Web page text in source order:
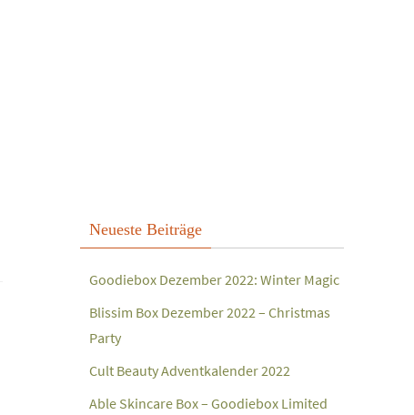
Neueste Beiträge
Goodiebox Dezember 2022: Winter Magic
Blissim Box Dezember 2022 – Christmas
Party
Cult Beauty Adventkalender 2022
Able Skincare Box – Goodiebox Limited